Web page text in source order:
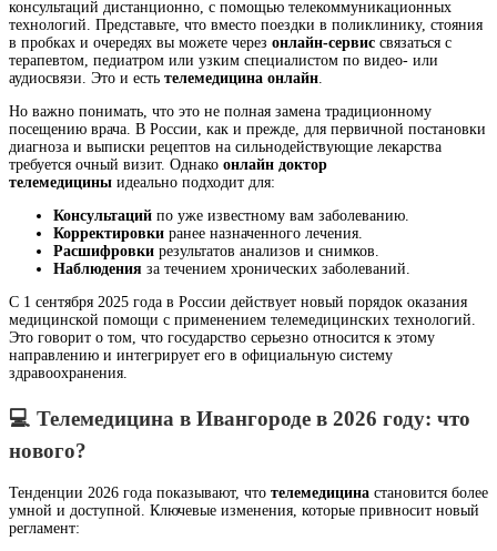
консультаций дистанционно, с помощью телекоммуникационных
технологий. Представьте, что вместо поездки в поликлинику, стояния
в пробках и очередях вы можете через онлайн-сервис связаться с
терапевтом, педиатром или узким специалистом по видео- или
аудиосвязи. Это и есть телемедицина онлайн
Но важно понимать, что это не полная замена традиционному
посещению врача. В России, как и прежде, для первичной постановки
диагноза и выписки рецептов на сильнодействующие лекарства
требуется очный визит. Однако онлайн доктор
телемедицины идеально подходит для:
Консультаций по уже известному вам заболеванию.
Корректировки ранее назначенного лечения.
Расшифровки результатов анализов и снимков.
Наблюдения за течением хронических заболеваний.
С 1 сентября 2025 года в России действует новый порядок оказания
медицинской помощи с применением телемедицинских технологий.
Это говорит о том, что государство серьезно относится к этому
направлению и интегрирует его в официальную систему
здравоохранения.
💻 Телемедицина в Ивангороде в 2026 году: что
нового?
Тенденции 2026 года показывают, что телемедицина становится более
умной и доступной. Ключевые изменения, которые привносит новый
регламент: